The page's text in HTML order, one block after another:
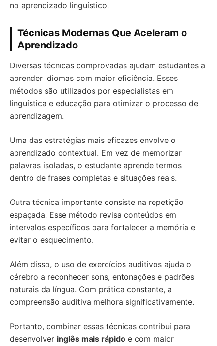
no aprendizado linguístico.
Técnicas Modernas Que Aceleram o
Aprendizado
Diversas técnicas comprovadas ajudam estudantes a
aprender idiomas com maior eficiência. Esses
métodos são utilizados por especialistas em
linguística e educação para otimizar o processo de
aprendizagem.
Uma das estratégias mais eficazes envolve o
aprendizado contextual. Em vez de memorizar
palavras isoladas, o estudante aprende termos
dentro de frases completas e situações reais.
Outra técnica importante consiste na repetição
espaçada. Esse método revisa conteúdos em
intervalos específicos para fortalecer a memória e
evitar o esquecimento.
Além disso, o uso de exercícios auditivos ajuda o
cérebro a reconhecer sons, entonações e padrões
naturais da língua. Com prática constante, a
compreensão auditiva melhora significativamente.
Portanto, combinar essas técnicas contribui para
desenvolver inglês mais rápido e com maior